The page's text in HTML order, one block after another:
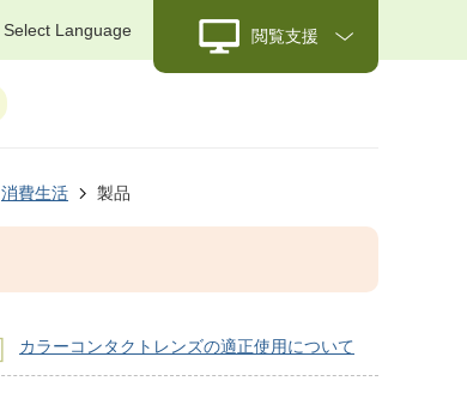
Select Language 閲覧支援
消費生活 製品
カラーコンタクトレンズの適正使用について